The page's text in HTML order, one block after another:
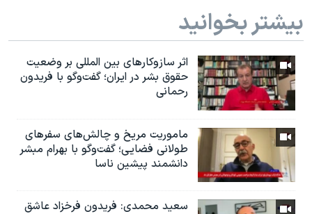
بیشتر بخوانید
اثر ساز‌و‌کارهای بین المللی بر وضعیت
حقوق بشر در ایران؛ گفت‌وگو با فریدون
رحمانی
ماموریت مریخ و چالش‌های سفرهای
طولانی فضایی؛ گفت‌وگو با بهرام مبشر
دانشمند پیشین ناسا
سعید محمدی: فریدون فرخزاد عاشق